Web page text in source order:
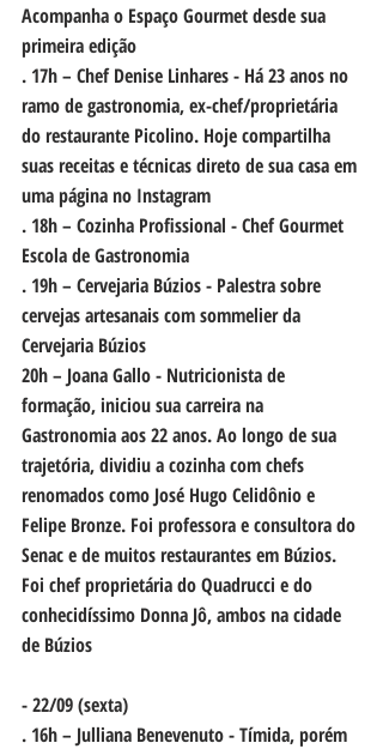
Acompanha o Espaço Gourmet desde sua
primeira edição
. 17h – Chef Denise Linhares - Há 23 anos no
ramo de gastronomia, ex-chef/proprietária
do restaurante Picolino. Hoje compartilha
suas receitas e técnicas direto de sua casa em
uma página no Instagram
. 18h – Cozinha Profissional - Chef Gourmet
Escola de Gastronomia
. 19h – Cervejaria Búzios - Palestra sobre
cervejas artesanais com sommelier da
Cervejaria Búzios
20h – Joana Gallo - Nutricionista de
formação, iniciou sua carreira na
Gastronomia aos 22 anos. Ao longo de sua
trajetória, dividiu a cozinha com chefs
renomados como José Hugo Celidônio e
Felipe Bronze. Foi professora e consultora do
Senac e de muitos restaurantes em Búzios.
Foi chef proprietária do Quadrucci e do
conhecidíssimo Donna Jô, ambos na cidade
de Búzios
- 22/09 (sexta)
. 16h – Julliana Benevenuto - Tímida, porém